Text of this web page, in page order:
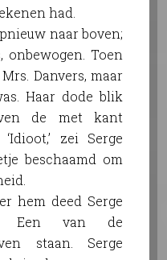
had.
naar boven;
onbewogen. Toen
Danvers, maar
Haar dode blik
de met kant
zei Serge
beschaamd om
hem deed Serge
Een van de
staan. Serge